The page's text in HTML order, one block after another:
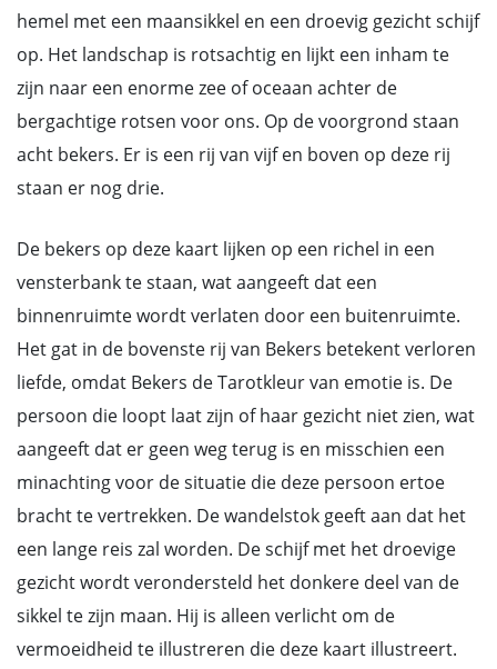
hemel met een maansikkel en een droevig gezicht schijf
op. Het landschap is rotsachtig en lijkt een inham te
zijn naar een enorme zee of oceaan achter de
bergachtige rotsen voor ons. Op de voorgrond staan
acht bekers. Er is een rij van vijf en boven op deze rij
staan er nog drie.
De bekers op deze kaart lijken op een richel in een
vensterbank te staan, wat aangeeft dat een
binnenruimte wordt verlaten door een buitenruimte.
Het gat in de bovenste rij van Bekers betekent verloren
liefde, omdat Bekers de Tarotkleur van emotie is. De
persoon die loopt laat zijn of haar gezicht niet zien, wat
aangeeft dat er geen weg terug is en misschien een
minachting voor de situatie die deze persoon ertoe
bracht te vertrekken. De wandelstok geeft aan dat het
een lange reis zal worden. De schijf met het droevige
gezicht wordt verondersteld het donkere deel van de
sikkel te zijn maan. Hij is alleen verlicht om de
vermoeidheid te illustreren die deze kaart illustreert.